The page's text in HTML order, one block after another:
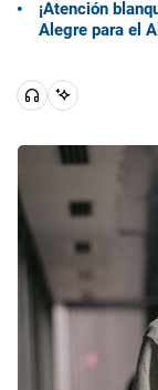
¡Atención
Alegre para el